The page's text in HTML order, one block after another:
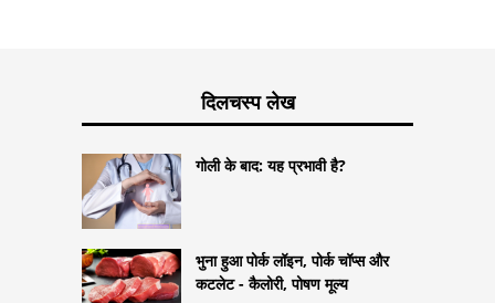
दिलचस्प लेख
गोली के बाद: यह प्रभावी है?
भुना हुआ पोर्क लॉइन, पोर्क चॉप्स और
कटलेट - कैलोरी, पोषण मूल्य